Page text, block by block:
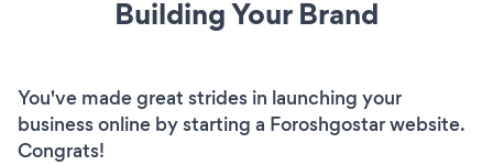
Building Your Brand
You've made great strides in launching your
business online by starting a Foroshgostar website.
Congrats!